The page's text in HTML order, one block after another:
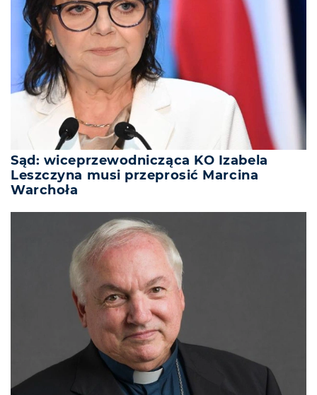
Sąd: wiceprzewodnicząca KO Izabela
Leszczyna musi przeprosić Marcina
Warchoła